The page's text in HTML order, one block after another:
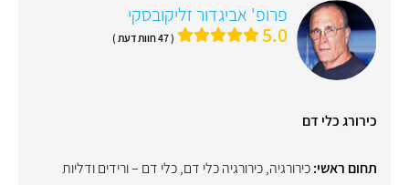
פרופ' אביגדור זליקובסקי
5.0 ( 47 חוות דעת )
כירורג כלי דם
תחום ראשי:כירורגיה,כירורגיה כלי דם,כלי דם – ורידים ודליות